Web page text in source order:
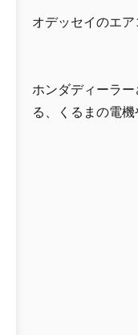
オデッセイのエ
ホンダディーラ
る、くるまの電